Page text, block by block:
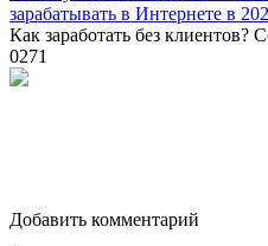
зарабатывать в Интернете в
Как заработать без клиентов?
0271
Добавить комментарий